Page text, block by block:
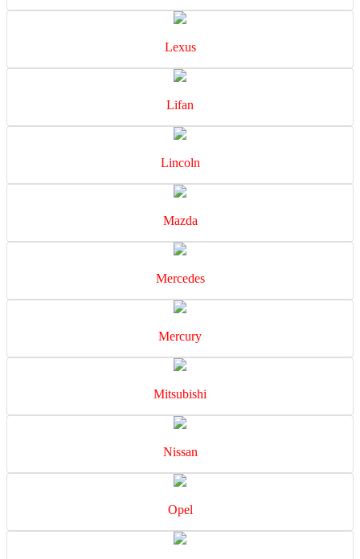
Lexus
Lifan
Lincoln
Mazda
Mercedes
Mercury
Mitsubishi
Nissan
Opel